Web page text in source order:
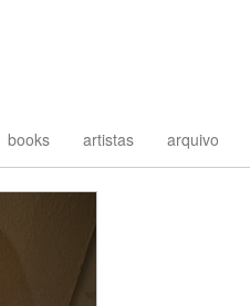
books artistas arquivo